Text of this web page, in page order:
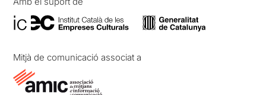
Mitjà de comunicació associat a